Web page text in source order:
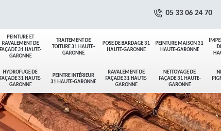
PEINTURE ET
RAVALEMENT DE
FAÇADE 31 HAUTE-
GARONNE
TRAITEMENT DE
TOITURE 31 HAUTE-
GARONNE
POSE DE BARDAGE 31
HAUTE-GARONNE
PEINTURE MAISON 31
HAUTE-GARONNE
HYDROFUGE DE
FAÇADE 31 HAUTE-
GARONNE
PEINTRE INTÉRIEUR
31 HAUTE-GARONNE
RAVALEMENT DE
FAÇADE 31 HAUTE-
GARONNE
NETTOYAGE DE
FAÇADE 31 HAUTE-
GARONNE
05 33 06 24 70